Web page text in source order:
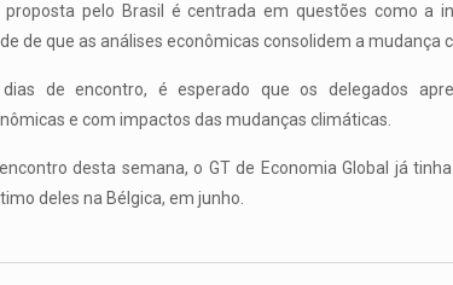
proposta pelo Brasil é centrada em questões como a
de que as análises econômicas consolidem a mudança
dias de encontro, é esperado que os delegados
e com impactos das mudanças climáticas.
desta semana, o GT de Economia Global já
deles na Bélgica, em junho.